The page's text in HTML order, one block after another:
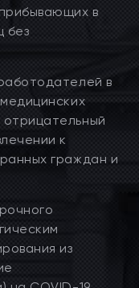
в
без
в
к
граждан и
из